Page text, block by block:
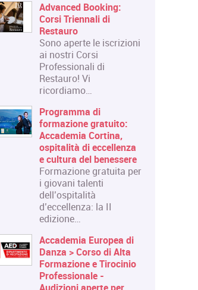
Advanced Booking:
Corsi Triennali di
Restauro
Sono aperte le iscrizioni
ai nostri Corsi
Professionali di
Restauro! Vi
ricordiamo…
Programma di
formazione gratuito:
Accademia Cortina,
ospitalità di eccellenza
e cultura del benessere
Formazione gratuita per
i giovani talenti
dell’ospitalità
d’eccellenza: la II
edizione…
Accademia Europea di
Danza > Corso di Alta
Formazione e Tirocinio
Professionale -